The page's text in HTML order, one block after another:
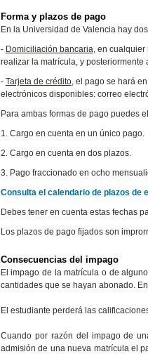
Forma y plazos de pago
En la Universidad de Valencia hay
- Domiciliación bancaria, en cualquier
realizar la matrícula, y
- Tarjeta de crédito, el pago se hará
electrónicos disponibles: correo
Para ambas formas de pago puedes
1. Cargo en cuenta en un único pago.
2. Cargo en cuenta en dos plazos.
3. Pago fraccionado en ocho
Consulta el calendario de plazos de
Debes tener en cuenta estas fechas
Los plazos de pago fijados son
Consecuencias del impago
El impago de la matrícula o de
cantidades que se hayan abonado.
El estudiante perderá las
Cuando por razón del impago de
admisión de una nueva matrícula el